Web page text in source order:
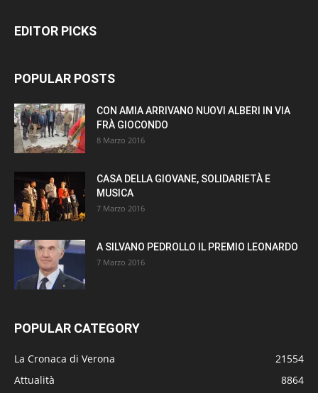
EDITOR PICKS
POPULAR POSTS
CON AMIA ARRIVANO NUOVI ALBERI IN VIA
FRÀ GIOCONDO
8 Marzo 2016
CASA DELLA GIOVANE, SOLIDARIETÀ E
MUSICA
7 Marzo 2016
A SILVANO PEDROLLO IL PREMIO LEONARDO
7 Marzo 2016
POPULAR CATEGORY
La Cronaca di Verona
21554
Attualità
8864